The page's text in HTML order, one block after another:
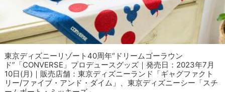
東京ディズニーリゾート40周年“ドリームゴーラウン
ド”「CONVERSE」プロデュースグッズ｜発売日：2023年7月
10日(月)｜販売店舗：東京ディズニーランド「ギャグファクト
リー/ファイブ・アンド・ダイム」、東京ディズニーシー「スチ